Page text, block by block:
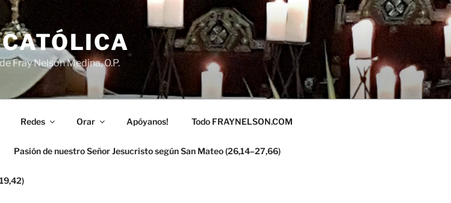
Fray Nelson Medina, O.P.
Redes Orar Apóyanos! Todo FRAYNELSON.COM
Pasión de nuestro Señor Jesucristo según San Mateo (26,14–27,66)